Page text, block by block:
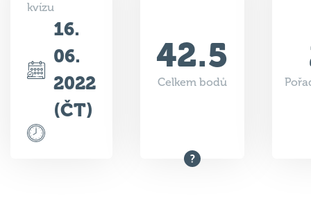
kvízu
16.
06.
2022
(ČT)
42.5
Celkem bodů